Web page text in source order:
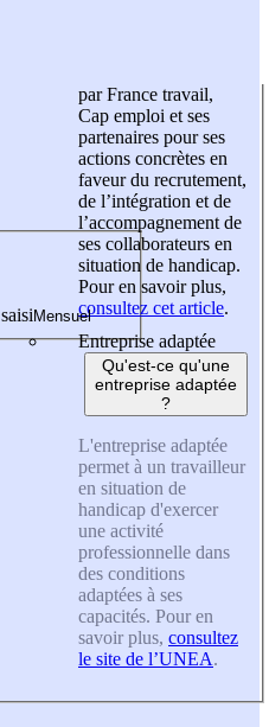
par France travail,
Cap emploi et ses
partenaires pour ses
actions concrètes en
faveur du recrutement,
de l’intégration et de
l’accompagnement de
ses collaborateurs en
situation de handicap.
Pour en savoir plus,
consultez cet article.
Entreprise adaptée
Qu'est-ce qu'une
entreprise adaptée
?
L'entreprise adaptée
permet à un travailleur
en situation de
handicap d'exercer
une activité
professionnelle dans
des conditions
adaptées à ses
capacités. Pour en
savoir plus, consultez
le site de l’UNEA.